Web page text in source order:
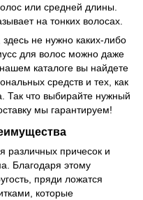
или средней длины.
на тонких волосах.
не нужно каких-либо
для волос можно даже
каталоге вы найдете
средств и тех, как
Так что выбирайте нужный
мы гарантируем!
различных причесок и
Благодаря этому
пряди ложатся
которые